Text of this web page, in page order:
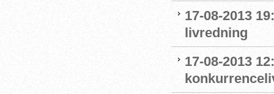
17-08-2013
livredning
17-08-2013